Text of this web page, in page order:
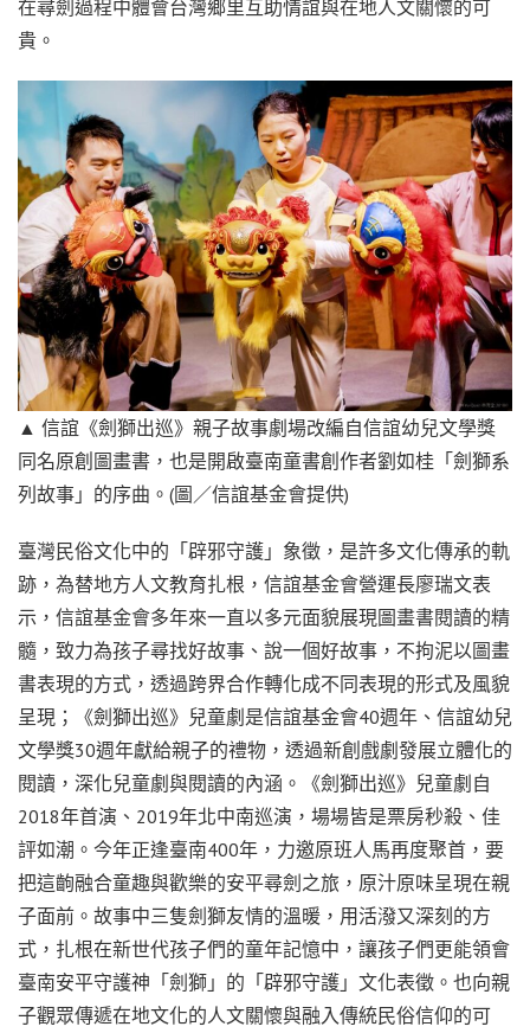
在尋劍過程中體會台灣鄉里互助情誼與在地人文關懷的可
貴。
▲ 信誼《劍獅出巡》親子故事劇場改編自信誼幼兒文學獎
同名原創圖畫書，也是開啟臺南童書創作者劉如桂「劍獅系
列故事」的序曲。(圖／信誼基金會提供)
臺灣民俗文化中的「辟邪守護」象徵，是許多文化傳承的軌
跡，為替地方人文教育扎根，信誼基金會營運長廖瑞文表
示，信誼基金會多年來一直以多元面貌展現圖畫書閱讀的精
髓，致力為孩子尋找好故事、說一個好故事，不拘泥以圖畫
書表現的方式，透過跨界合作轉化成不同表現的形式及風貌
呈現；《劍獅出巡》兒童劇是信誼基金會40週年、信誼幼兒
文學獎30週年獻給親子的禮物，透過新創戲劇發展立體化的
閱讀，深化兒童劇與閱讀的內涵。《劍獅出巡》兒童劇自
2018年首演、2019年北中南巡演，場場皆是票房秒殺、佳
評如潮。今年正逢臺南400年，力邀原班人馬再度聚首，要
把這齣融合童趣與歡樂的安平尋劍之旅，原汁原味呈現在親
子面前。故事中三隻劍獅友情的溫暖，用活潑又深刻的方
式，扎根在新世代孩子們的童年記憶中，讓孩子們更能領會
臺南安平守護神「劍獅」的「辟邪守護」文化表徵。也向親
子觀眾傳遞在地文化的人文關懷與融入傳統民俗信仰的可